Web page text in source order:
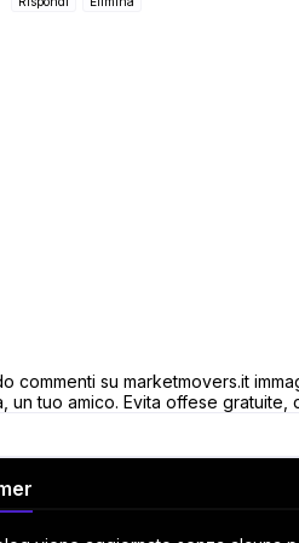
commenti su marketmovers.it
un tuo amico. Evita offese gratuite,